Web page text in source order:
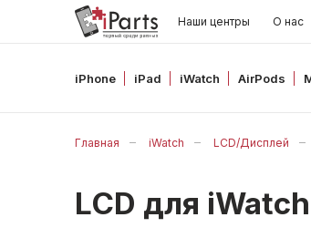
Наши центры О нас
iPhone iPad iWatch AirPods
Главная iWatch LCD/Дисплей
LCD для